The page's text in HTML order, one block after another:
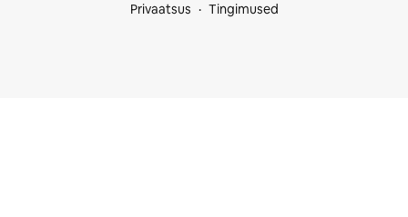
Privaatsus
Tingimused